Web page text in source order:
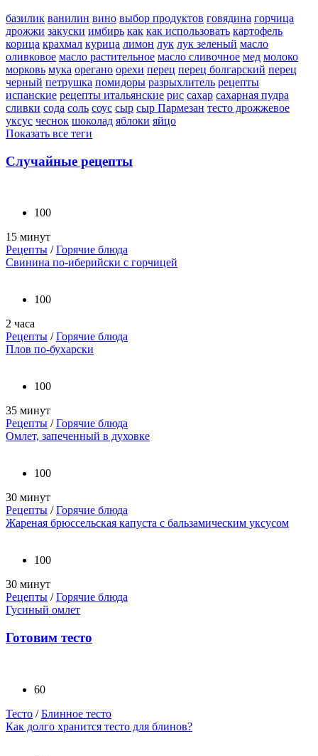
базилик ванилин вино выбор продуктов говядина горчица
дрожжи закуски имбирь как как использовать картофель
корица крахмал курица лимон лук лук зеленый масло
оливковое масло растительное масло сливочное мед молоко
морковь мука орегано орехи перец перец болгарский перец
черный петрушка помидоры разрыхлитель рецепты
испанские рецепты итальянские рис сахар сахарная пудра
сливки сода соль соус сыр сыр Пармезан тесто дрожжевое
уксус чеснок шоколад яблоки яйцо
Показать все теги
Случайные рецепты
100
15 минут
Рецепты /Горячие блюда
Свинина по-иберийски с горчицей
100
2 часа
Рецепты /Горячие блюда
Плов по-бухарски
100
35 минут
Рецепты /Горячие блюда
Омлет, запеченный в духовке
100
30 минут
Рецепты /Горячие блюда
Жареная брюссельская капуста с бальзамическим уксусом
100
30 минут
Рецепты /Горячие блюда
Гусиный омлет
Готовим тесто
60
Тесто /Блинное тесто
Как долго хранится тесто для блинов?